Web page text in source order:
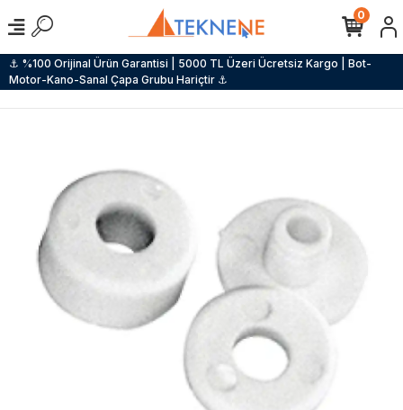
⚓ %100 Orijinal Ürün Garantisi | 5000 TL Üzeri Ücretsiz Kargo | Bot-
Motor-Kano-Sanal Çapa Grubu Hariçtir ⚓
0